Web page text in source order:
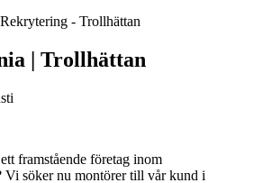
- Trollhättan
| Trollhättan
framstående företag inom
söker nu montörer till vår kund i